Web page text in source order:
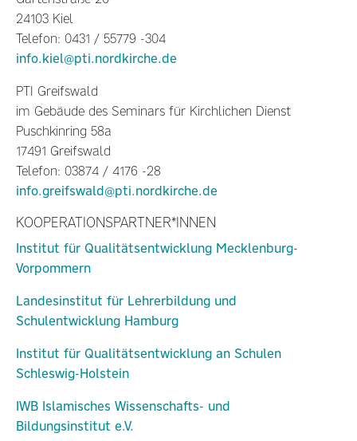
24103 Kiel
Telefon: 0431 / 55779 -304
info.kiel@pti.nordkirche.de
PTI Greifswald
im Gebäude des Seminars für Kirchlichen Dienst
Puschkinring 58a
17491 Greifswald
Telefon: 03874 / 4176 -28
info.greifswald@pti.nordkirche.de
KOOPERATIONSPARTNER*INNEN
Institut für Qualitätsentwicklung Mecklenburg-
Vorpommern
Landesinstitut für Lehrerbildung und
Schulentwicklung Hamburg
Institut für Qualitätsentwicklung an Schulen
Schleswig-Holstein
IWB Islamisches Wissenschafts- und
Bildungsinstitut e.V.